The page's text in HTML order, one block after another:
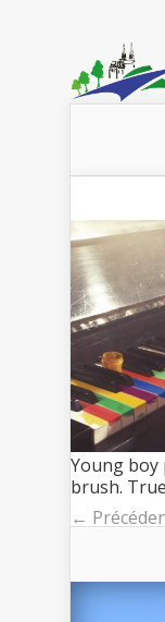
Young
brush.
←